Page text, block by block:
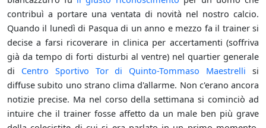
contribuì a portare una ventata di novità nel nostro calcio.
Quando il lunedì di Pasqua di un anno e mezzo fa il trainer si
decise a farsi ricoverare in clinica per accertamenti (soffriva
già da tempo di forti disturbi al ventre) nel quartier generale
di Centro Sportivo Tor di Quinto-Tommaso Maestrelli si
diffuse subito uno strano clima d'allarme. Non c'erano ancora
notizie precise. Ma nel corso della settimana si cominciò ad
intuire che il trainer fosse affetto da un male ben più grave